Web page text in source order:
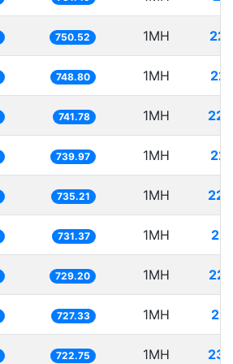
750.52 1MH
748.80 1MH
741.78 1MH
739.97 1MH
735.21 1MH
731.37 1MH
729.20 1MH
727.33 1MH
722.75 1MH